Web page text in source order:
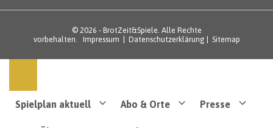
© 2026 - BrotZeit&Spiele. Alle Rechte
vorbehalten. Impressum | Datenschutzerklärung | Sitemap
Spielplan aktuell Abo & Orte Presse